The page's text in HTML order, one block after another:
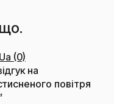
(0)
на
повітря